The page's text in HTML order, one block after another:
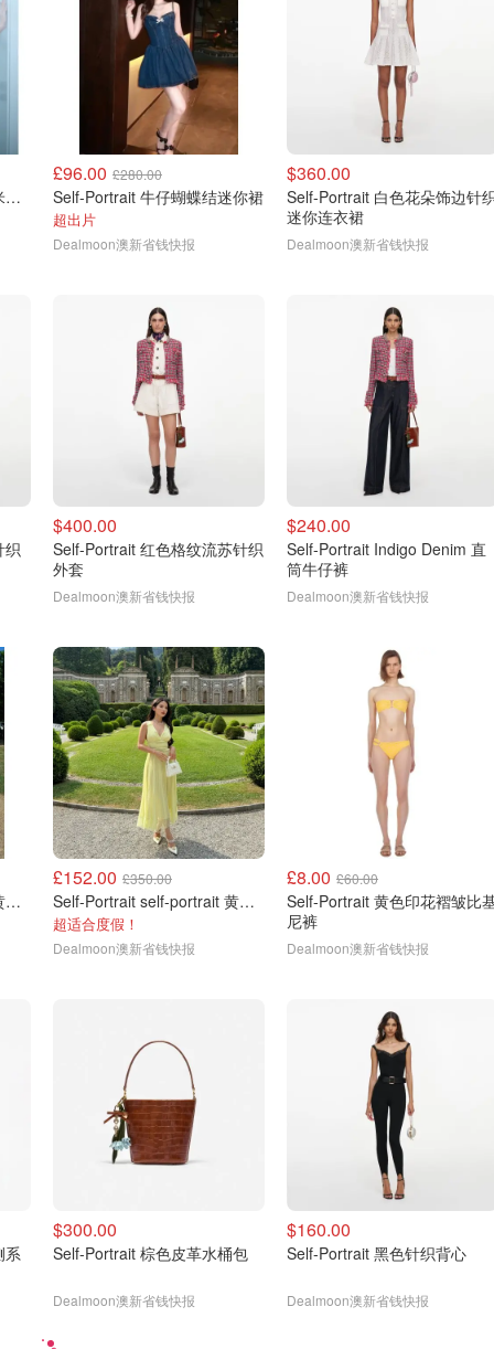
Self-Portrait self-portrait 米色亚麻连衣裙
£96.00 £280.00
Self-Portrait 牛仔蝴蝶结迷你裙
超出片
Dealmoon澳新省钱快报
$360.00
Self-Portrait 白色花朵饰边针
迷你连衣裙
Dealmoon澳新省钱快报
织
$400.00
Self-Portrait 红色格纹流苏针织
外套
Dealmoon澳新省钱快报
$240.00
Self-Portrait Indigo Denim 直
筒牛仔裤
Dealmoon澳新省钱快报
Self-Portrait self-portrait 黄色立体花迷你裙
£152.00 £350.00
Self-Portrait self-portrait 黄色雪纺中长裙
超适合度假！
Dealmoon澳新省钱快报
£8.00 £60.00
Self-Portrait 黄色印花褶皱比
尼裤
Dealmoon澳新省钱快报
系
$300.00
Self-Portrait 棕色皮革水桶包
Dealmoon澳新省钱快报
$160.00
Self-Portrait 黑色针织背心
Dealmoon澳新省钱快报